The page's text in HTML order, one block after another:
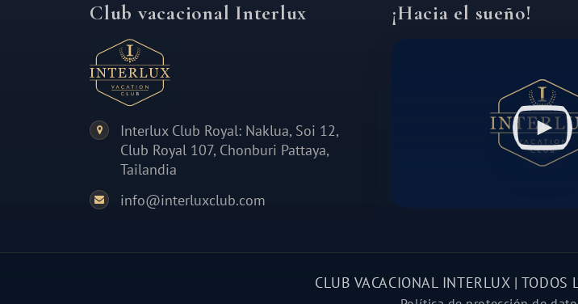
Club vacacional Interlux
Interlux Club Royal: Naklua, Soi 12,
Club Royal 107, Chonburi Pattaya,
Tailandia
info@interluxclub.com
¡Hacia el sueño!
CLUB VACACIONAL INTERLUX | TODOS